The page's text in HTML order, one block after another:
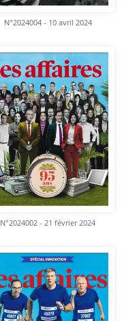
N°2024004 - 10 avril 2024
N°2024002 - 21 février 2024